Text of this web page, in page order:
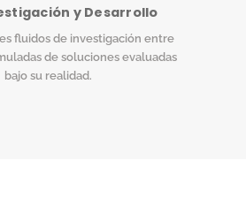
y Desarrollo
fluidos de investigación entre
de soluciones evaluadas
bajo su realidad.